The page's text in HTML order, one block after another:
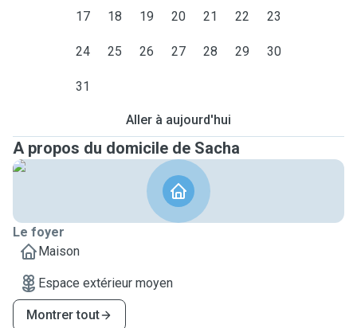
17 18 19 20 21 22 23
24 25 26 27 28 29 30
31
Aller à aujourd'hui
A propos du domicile de Sacha
Le foyer
Maison
Espace extérieur moyen
Montrer tout